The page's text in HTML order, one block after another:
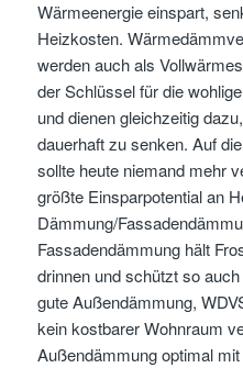
Wärmeenergie einspart,
Heizkosten.
werden auch als
der Schlüssel für die
und dienen gleichzeitig
dauerhaft zu senken. Auf
sollte heute niemand mehr
größte Einsparpotential an
Dämmung/
Fassadendämmung hält
drinnen und schützt so
gute Außendämmung,
kein kostbarer Wohnraum
Außendämmung optimal